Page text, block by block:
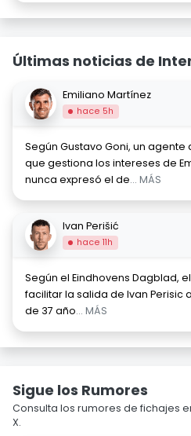
Últimas noticias de
Emiliano Martínez
hace 5h
Según Gustavo Goni, un agente
que gestiona los intereses de
nunca expresó el de... MÁS
Ivan Perišić
hace 11h
Según el Eindhovens Dagblad,
facilitar la salida de Ivan Perisic
de 37 año... MÁS
Sigue los Rumores
Consulta los rumores de fichajes
X.